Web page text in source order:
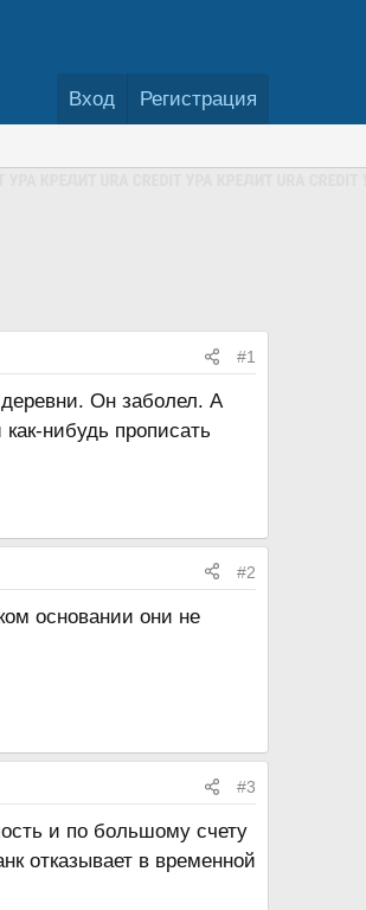
Вход Регистрация
#1
деревни. Он заболел. А
нибудь прописать
#2
основании они не
#3
и по большому счету
отказывает в временной